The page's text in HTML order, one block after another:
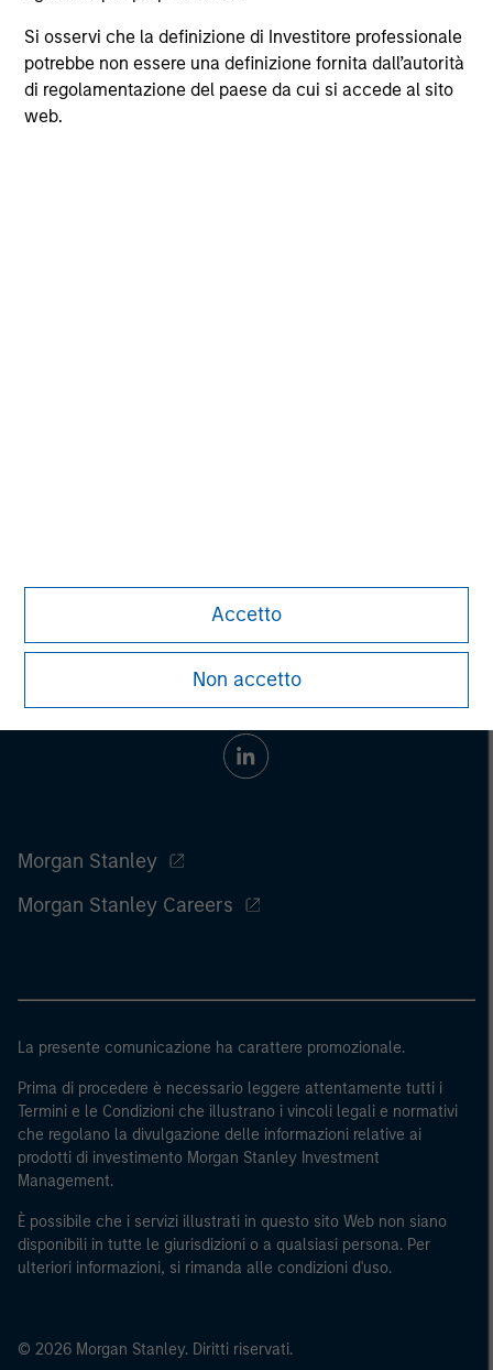
Si osservi che la definizione di Investitore professionale
potrebbe non essere una definizione fornita dall’autorità
di regolamentazione del paese da cui si accede al sito
web.
Accetto
Non accetto
8-LUG-2026
Morgan Stanley
Morgan Stanley Careers
La presente comunicazione ha carattere promozionale.
Prima di procedere è necessario leggere attentamente tutti i
Termini e le Condizioni che illustrano i vincoli legali e normativi
che regolano la divulgazione delle informazioni relative ai
prodotti di investimento Morgan Stanley Investment
Management.
È possibile che i servizi illustrati in questo sito Web non siano
disponibili in tutte le giurisdizioni o a qualsiasi persona. Per
ulteriori informazioni, si rimanda alle condizioni d'uso.
© 2026 Morgan Stanley. Diritti riservati.